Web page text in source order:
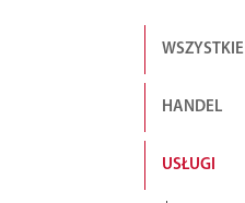
WSZYSTKIE
HANDEL
USŁUGI